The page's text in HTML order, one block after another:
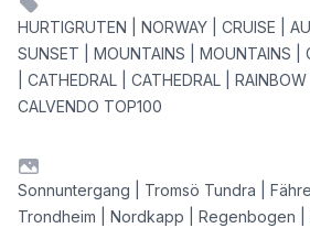
HURTIGRUTEN | NORWAY | CRUISE |
SUNSET | MOUNTAINS | MOUNTAINS |
| CATHEDRAL | CATHEDRAL |
CALVENDO TOP100
Sonnuntergang | Tromsö Tundra |
Trondheim | Nordkapp | Regenbogen |